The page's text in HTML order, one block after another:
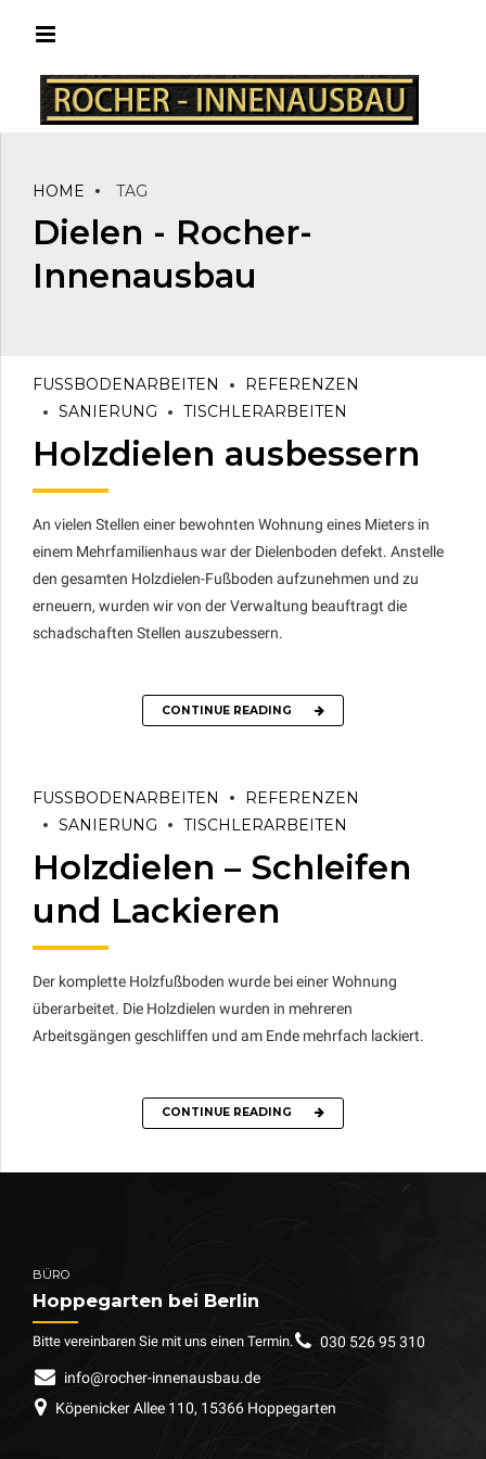
HOME TAG
Dielen - Rocher-
Innenausbau
FUSSBODENARBEITEN
REFERENZEN
SANIERUNG
TISCHLERARBEITEN
Holzdielen ausbessern
An vielen Stellen einer bewohnten Wohnung eines Mieters in
einem Mehrfamilienhaus war der Dielenboden defekt. Anstelle
den gesamten Holzdielen-Fußboden aufzunehmen und zu
erneuern, wurden wir von der Verwaltung beauftragt die
schadschaften Stellen auszubessern.
CONTINUE READING
FUSSBODENARBEITEN
REFERENZEN
SANIERUNG
TISCHLERARBEITEN
Holzdielen – Schleifen
und Lackieren
Der komplette Holzfußboden wurde bei einer Wohnung
überarbeitet. Die Holzdielen wurden in mehreren
Arbeitsgängen geschliffen und am Ende mehrfach lackiert.
CONTINUE READING
BÜRO
Hoppegarten bei Berlin
Bitte vereinbaren Sie mit uns einen Termin. 030 526 95 310
info@rocher-innenausbau.de
Köpenicker Allee 110, 15366 Hoppegarten